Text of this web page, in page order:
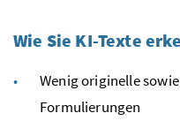
Wie Sie KI-Texte
Wenig originelle
Formulierungen